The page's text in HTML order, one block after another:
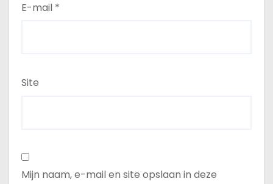
E-mail *
Site
Mijn naam, e-mail en site opslaan in deze